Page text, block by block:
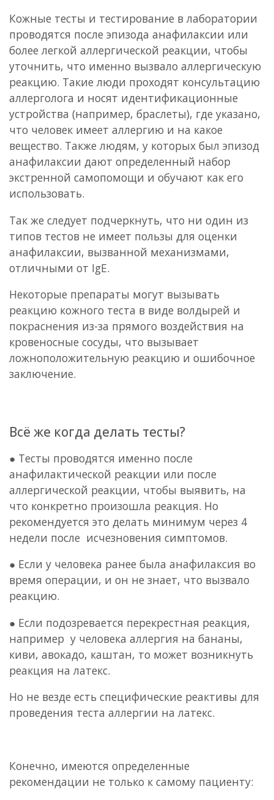
Кожные тесты и тестирование в лаборатории
проводятся после эпизода анафилаксии или
более легкой аллергической реакции, чтобы
уточнить, что именно вызвало аллергическую
реакцию. Такие люди проходят консультацию
аллерголога и носят идентификационные
устройства (например, браслеты), где указано,
что человек имеет аллергию и на какое
вещество. Также людям, у которых был эпизод
анафилаксии дают определенный набор
экстренной самопомощи и обучают как его
использовать.
Так же следует подчеркнуть, что ни один из
типов тестов не имеет пользы для оценки
анафилаксии, вызванной механизмами,
отличными от IgE.
Некоторые препараты могут вызывать
реакцию кожного теста в виде волдырей и
покраснения из-за прямого воздействия на
кровеносные сосуды, что вызывает
ложноположительную реакцию и ошибочное
заключение.
Всё же когда делать тесты?
● Тесты проводятся именно после
анафилактической реакции или после
аллергической реакции, чтобы выявить, на
что конкретно произошла реакция. Но
рекомендуется это делать минимум через 4
недели после исчезновения симптомов.
● Если у человека ранее была анафилаксия во
время операции, и он не знает, что вызвало
реакцию.
● Если подозревается перекрестная реакция,
например у человека аллергия на бананы,
киви, авокадо, каштан, то может возникнуть
реакция на латекс.
Но не везде есть специфические реактивы для
проведения теста аллергии на латекс.
Конечно, имеются определенные
рекомендации не только к самому пациенту: